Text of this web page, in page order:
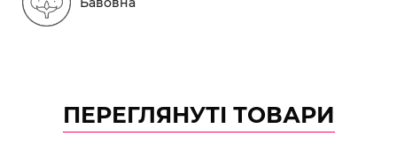
ПЕРЕГЛЯНУТІ ТОВАРИ